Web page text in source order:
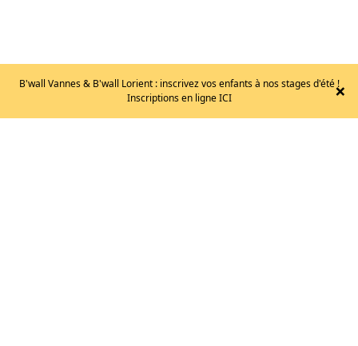
B'wall Vannes & B'wall Lorient : inscrivez vos enfants à nos stages d'été !
Inscriptions en ligne ICI
×
EB